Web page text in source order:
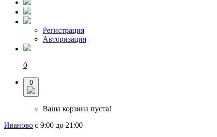
Регистрация
Авторизация
0
0
Ваша корзина пуста!
Иваново с 9:00 до 21:00